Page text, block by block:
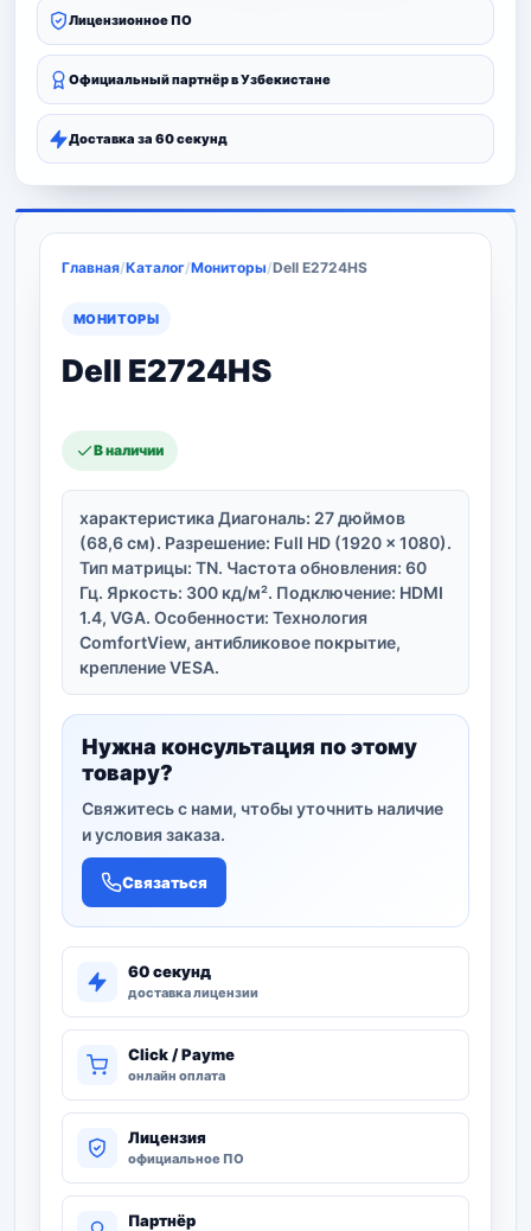
Лицензионное ПО
Официальный партнёр в Узбекистане
Доставка за 60 секунд
Главная/Каталог/Мониторы/Dell E2724HS
МОНИТОРЫ
Dell E2724HS
В наличии
характеристика Диагональ: 27 дюймов
(68,6 см). Разрешение: Full HD (1920 x 1080).
Тип матрицы: TN. Частота обновления: 60
Гц. Яркость: 300 кд/м². Подключение: HDMI
1.4, VGA. Особенности: Технология
ComfortView, антибликовое покрытие,
крепление VESA.
Нужна консультация по этому
товару?
Свяжитесь с нами, чтобы уточнить наличие
и условия заказа.
Связаться
60 секунд
доставка лицензии
Click / Payme
онлайн оплата
Лицензия
официальное ПО
Партнёр